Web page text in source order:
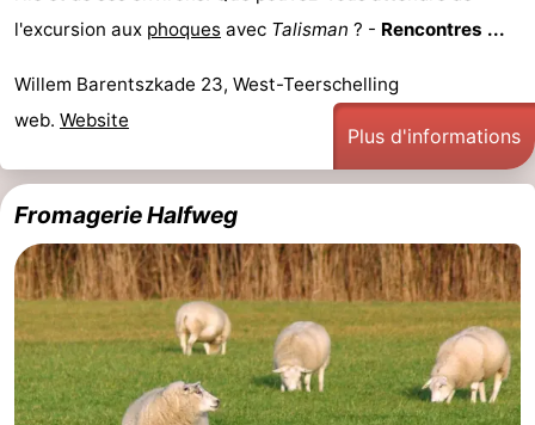
Peche
Sportive
-
Equitation
-
Promenade
sur
Wadden
Observation
des
phoques
Boire
manger
Événements
Pratiques
Forum
Route
l'excursion aux phoques avec Talisman ? - Rencontres ...
Willem Barentszkade 23, West-Teerschelling
web. Website
Plus d'informations
Fromagerie Halfweg